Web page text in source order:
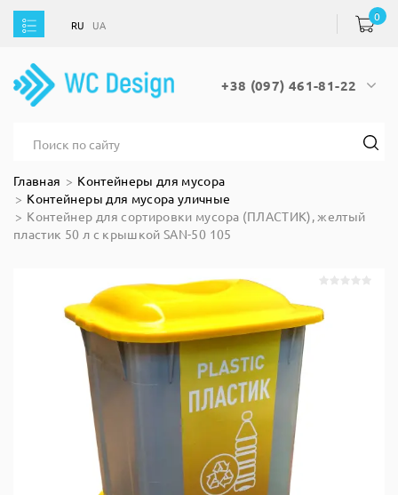
UA
+38 (097) 461-81-22
RU UA
0
Главная
Контейнеры для мусора
Контейнеры для мусора уличные
Контейнер для сортировки мусора (ПЛАСТИК), желтый
пластик 50 л с крышкой SAN-50 105